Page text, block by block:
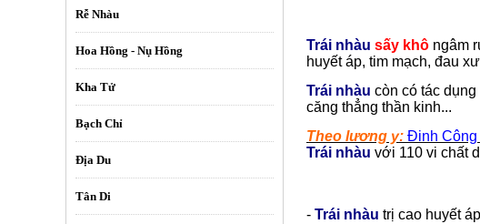
Rễ Nhàu
Hoa Hồng - Nụ Hồng
Kha Tử
Bạch Chỉ
Địa Du
Tân Di
Trái nhàu sấy khô ngâm
huyết áp, tim mạch, đau
Trái nhàu còn có tác
căng thẳng thần kinh...
Theo lương y: Ðinh Công
Trái nhàu với 110 vi chất
- Trái nhàu trị cao huyết